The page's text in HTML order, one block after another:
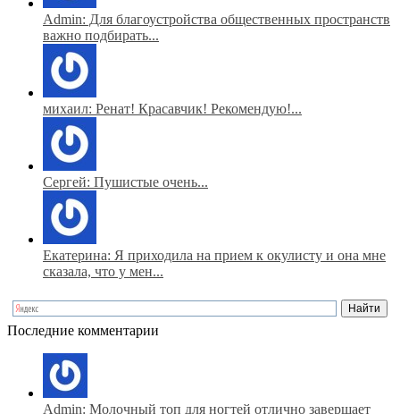
Admin: Для благоустройства общественных пространств
важно подбирать...
михаил: Ренат! Красавчик! Рекомендую!...
Сергей: Пушистые очень...
Екатерина: Я приходила на прием к окулисту и она мне
сказала, что у мен...
Последние комментарии
Admin: Молочный топ для ногтей отлично завершает